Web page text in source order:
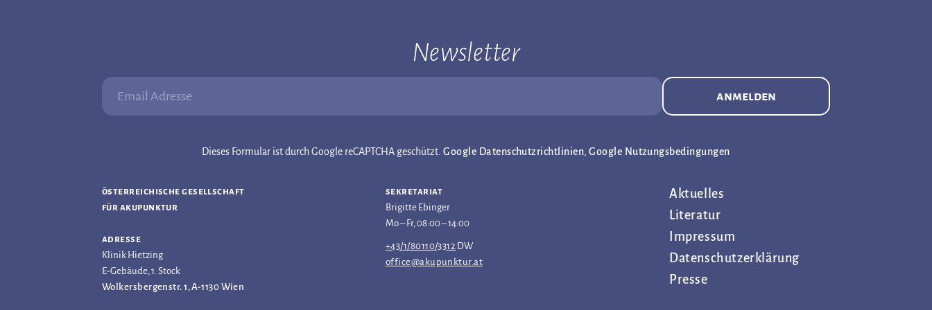
Newsletter
Email Adresse:
anmelden
Dieses Formular ist durch Google reCAPTCHA geschützt.Google Datenschutzrichtlinien,Google Nutzungsbedingungen
österreichische gesellschaft
für akupunktur
adresse
Klinik Hietzing
E-Gebäude, 1. Stock
Wolkersbergenstr. 1, A-1130 Wien
sekretariat
Brigitte Ebinger
Mo – Fr, 08:00 – 14:00
+43/1/80110/3312 DW
office@akupunktur.at
Aktuelles
Literatur
Impressum
Datenschutz­erklärung
Presse